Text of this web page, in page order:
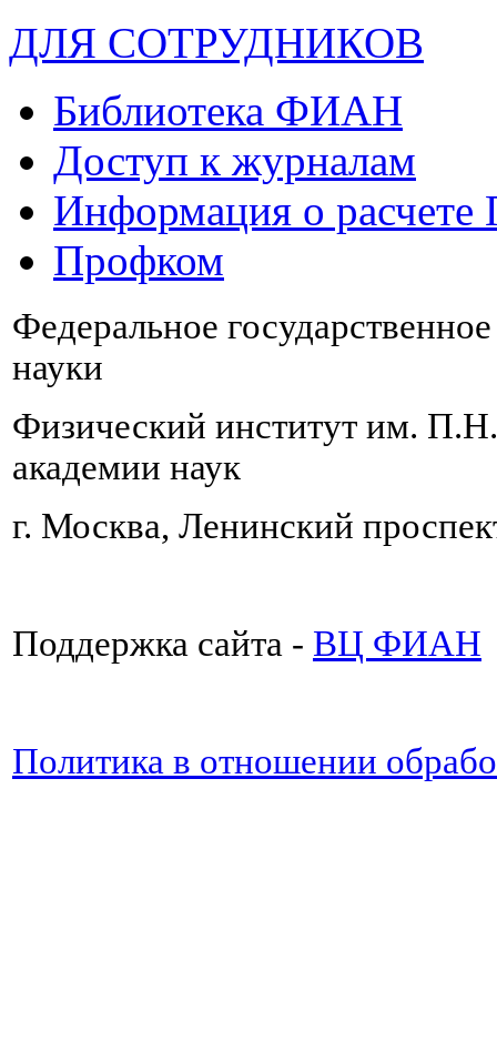
ДЛЯ СОТРУДНИКОВ
Библиотека ФИАН
Доступ к журналам
Информация о
Профком
Федеральное
науки
Физический институт им.
академии наук
г. Москва, Ленинский
Поддержка сайта - ВЦ ФИАН
Политика в отношении